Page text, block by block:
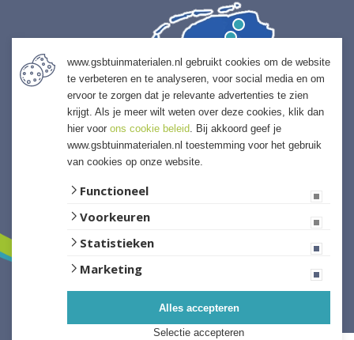
Website ontwikkeld door Lined
www.gsbtuinmaterialen.nl gebruikt cookies om de website
te verbeteren en te analyseren, voor social media en om
ervoor te zorgen dat je relevante advertenties te zien
krijgt. Als je meer wilt weten over deze cookies, klik dan
hier voor ons cookie beleid. Bij akkoord geef je
www.gsbtuinmaterialen.nl toestemming voor het gebruik
van cookies op onze website.
Functioneel
Voorkeuren
Statistieken
Marketing
Selectie accepteren
Alles accepteren